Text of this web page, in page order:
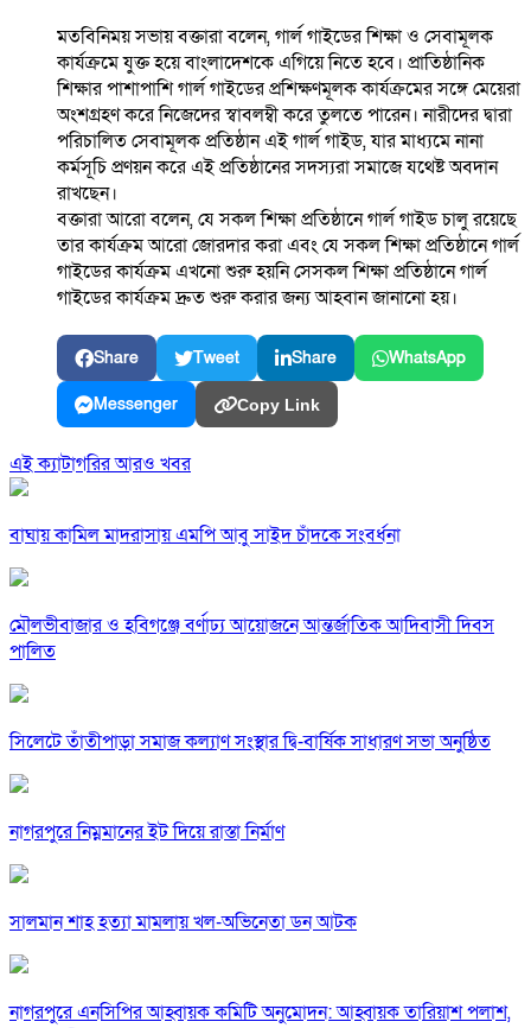
মতবিনিময় সভায় বক্তারা বলেন, গার্ল গাইডের শিক্ষা ও সেবামূলক
কার্যক্রমে যুক্ত হয়ে বাংলাদেশকে এগিয়ে নিতে হবে। প্রাতিষ্ঠানিক
শিক্ষার পাশাপাশি গার্ল গাইডের প্রশিক্ষণমূলক কার্যক্রমের সঙ্গে মেয়েরা
অংশগ্রহণ করে নিজেদের স্বাবলম্বী করে তুলতে পারেন। নারীদের দ্বারা
পরিচালিত সেবামূলক প্রতিষ্ঠান এই গার্ল গাইড, যার মাধ্যমে নানা
কর্মসূচি প্রণয়ন করে এই প্রতিষ্ঠানের সদস্যরা সমাজে যথেষ্ট অবদান
রাখছেন।
বক্তারা আরো বলেন, যে সকল শিক্ষা প্রতিষ্ঠানে গার্ল গাইড চালু রয়েছে
তার কার্যক্রম আরো জোরদার করা এবং যে সকল শিক্ষা প্রতিষ্ঠানে গার্ল
গাইডের কার্যক্রম এখনো শুরু হয়নি সেসকল শিক্ষা প্রতিষ্ঠানে গার্ল
গাইডের কার্যক্রম দ্রুত শুরু করার জন্য আহবান জানানো হয়।
Share Tweet Share WhatsApp
Messenger Copy Link
এই ক্যাটাগরির আরও খবর
বাঘায় কামিল মাদরাসায় এমপি আবু সাইদ চাঁদকে সংবর্ধনা
মৌলভীবাজার ও হবিগঞ্জে বর্ণাঢ্য আয়োজনে আন্তর্জাতিক আদিবাসী দিবস
পালিত
সিলেটে তাঁতীপাড়া সমাজ কল্যাণ সংস্থার দ্বি-বার্ষিক সাধারণ সভা অনুষ্ঠিত
নাগরপুরে নিম্নমানের ইট দিয়ে রাস্তা নির্মাণ
সালমান শাহ হত্যা মামলায় খল-অভিনেতা ডন আটক
নাগরপুরে এনসিপির আহ্বায়ক কমিটি অনুমোদন: আহ্বায়ক তারিয়াশ পলাশ,